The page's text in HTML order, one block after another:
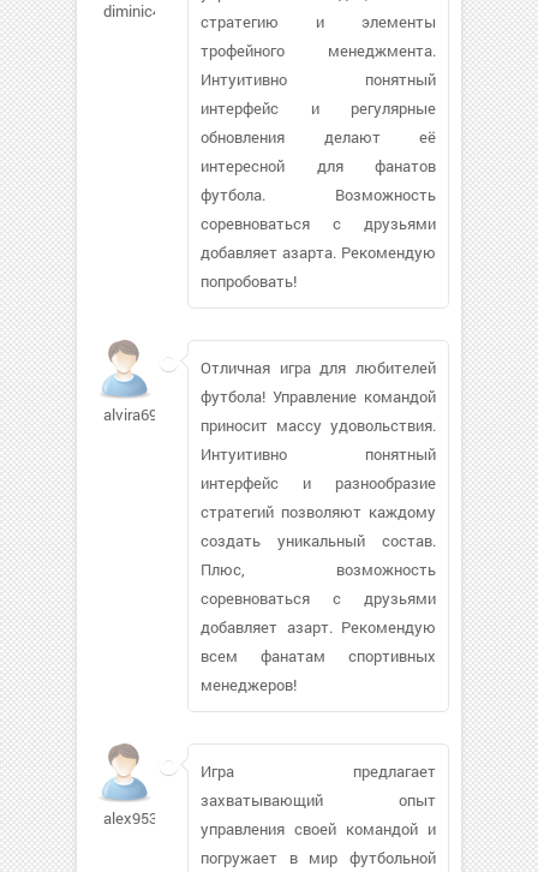
diminic472
стратегию и элементы
трофейного менеджмента.
Интуитивно понятный
интерфейс и регулярные
обновления делают её
интересной для фанатов
футбола. Возможность
соревноваться с друзьями
добавляет азарта. Рекомендую
попробовать!
alvira69428
Отличная игра для любителей
футбола! Управление командой
приносит массу удовольствия.
Интуитивно понятный
интерфейс и разнообразие
стратегий позволяют каждому
создать уникальный состав.
Плюс, возможность
соревноваться с друзьями
добавляет азарт. Рекомендую
всем фанатам спортивных
менеджеров!
alex953510507
Игра предлагает
захватывающий опыт
управления своей командой и
погружает в мир футбольной